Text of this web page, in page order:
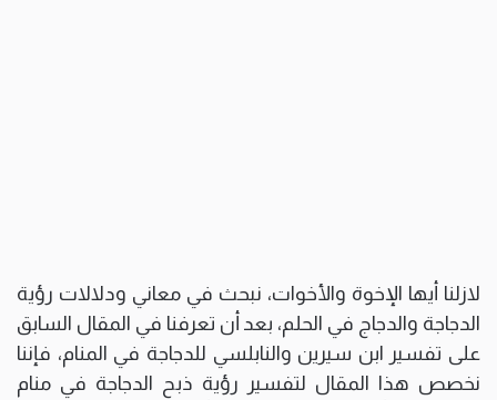
لازلنا أيها الإخوة والأخوات، نبحث في معاني ودلالات رؤية
الدجاجة والدجاج في الحلم، بعد أن تعرفنا في المقال السابق
على تفسير ابن سيرين والنابلسي للدجاجة في المنام، فإننا
نخصص هذا المقال لتفسير رؤية ذبح الدجاجة في منام